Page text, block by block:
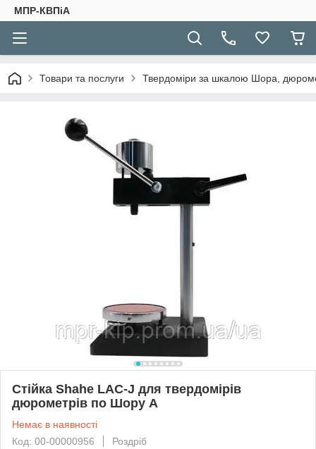
МПР-КВПіА
Товари та послуги Твердоміри за шкалою Шора,
Стійка Shahe LAC-J для твердомірів
дюрометрів по Шору A
Немає в наявності
Код: 00-00000956
Роздріб